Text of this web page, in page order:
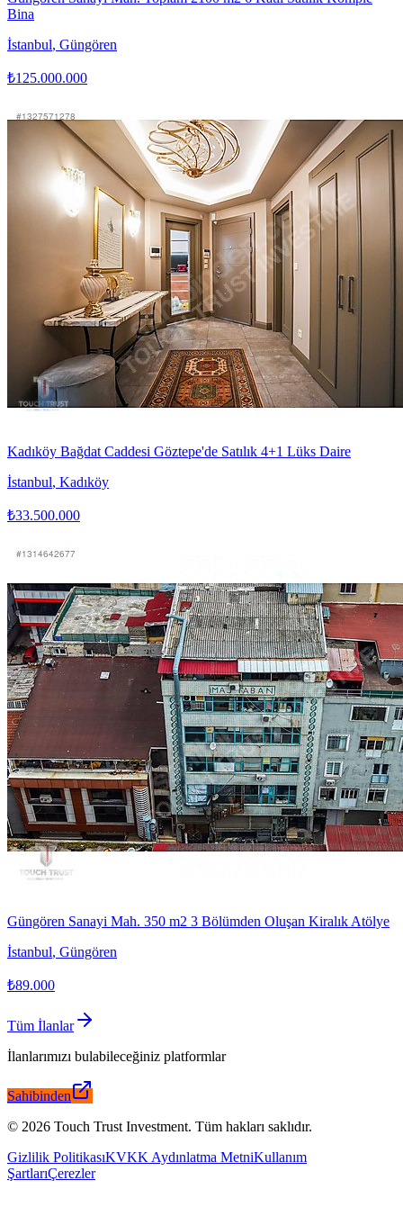
Bina
İstanbul, Güngören
₺125.000.000
Kadıköy Bağdat Caddesi Göztepe'de Satılık 4+1 Lüks Daire
İstanbul, Kadıköy
₺33.500.000
Güngören Sanayi Mah. 350 m2 3 Bölümden Oluşan Kiralık Atölye
İstanbul, Güngören
₺89.000
Tüm İlanlar
İlanlarımızı bulabileceğiniz platformlar
Sahibinden
© 2026 Touch Trust Investment. Tüm hakları saklıdır.
Gizlilik PolitikasıKVKK Aydınlatma MetniKullanım
ŞartlarıÇerezler